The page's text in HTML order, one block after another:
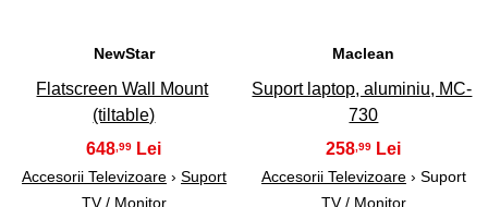
NewStar
Flatscreen Wall Mount
(tiltable)
648 ,99
Accesorii Televizoare› Suport
TV / Monitor
Maclean
Suport laptop, aluminiu, MC-
730
258 ,99
Accesorii Televizoare› Suport
TV / Monitor